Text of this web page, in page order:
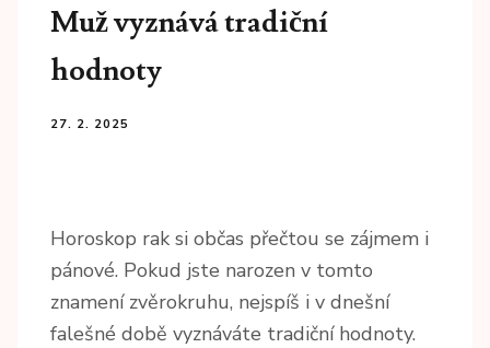
Muž vyznává tradiční
hodnoty
27. 2. 2025
Horoskop rak si občas přečtou se zájmem i
pánové. Pokud jste narozen v tomto
znamení zvěrokruhu, nejspíš i v dnešní
falešné době vyznáváte tradiční hodnoty.